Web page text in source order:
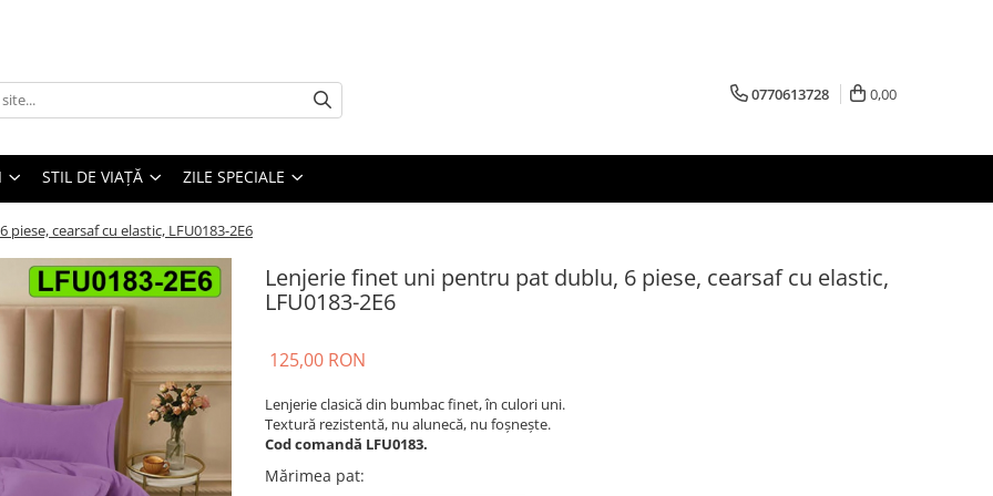
0770613728 0,00
STIL DE VIAȚĂ ZILE SPECIALE
cearsaf cu elastic, LFU0183-2E6
Lenjerie finet uni pentru pat dublu, 6 piese, cearsaf cu elastic,
LFU0183-2E6
125,00 RON
Lenjerie clasică din bumbac finet, în culori uni.
Textură rezistentă, nu alunecă, nu foșnește.
Cod comandă LFU0183.
Mărimea pat: